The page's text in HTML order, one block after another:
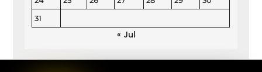
31
« Jul